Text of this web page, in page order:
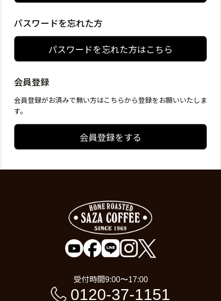
パスワードを忘れた方
パスワードを忘れた方はこちら
会員登録
会員登録がお済みで無い方はこちらから登録をお願いいたしま
す。
会員登録をする
受付時間9:00〜17:00
0120-37-1151